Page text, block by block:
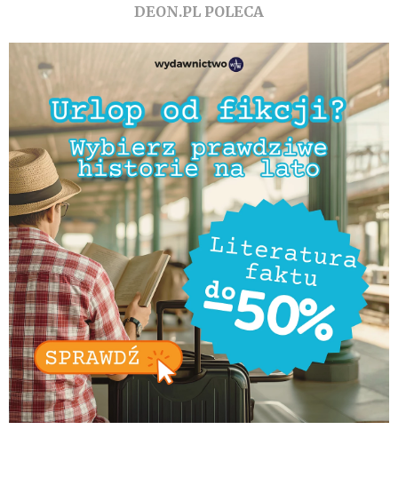
DEON.PL POLECA